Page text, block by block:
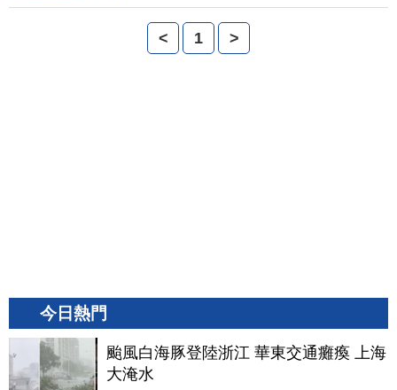
< 1 >
今日熱門
颱風白海豚登陸浙江 華東交通癱瘓 上海
大淹水